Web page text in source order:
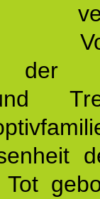
der